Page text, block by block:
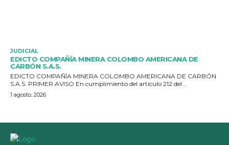
JUDICIAL
EDICTO COMPAÑÍA MINERA COLOMBO AMERICANA DE
CARBÓN S.A.S.
EDICTO COMPAÑÍA MINERA COLOMBO AMERICANA DE CARBÓN
S.A.S. PRIMER AVISO En cumplimiento del artículo 212 del...
1 agosto, 2026